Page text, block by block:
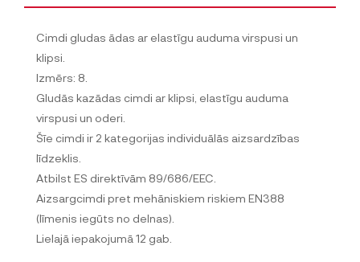
Cimdi gludas ādas ar elastīgu auduma virspusi un
klipsi.
Izmērs: 8.
Gludās kazādas cimdi ar klipsi, elastīgu auduma
virspusi un oderi.
Šīe cimdi ir 2 kategorijas individuālās aizsardzības
līdzeklis.
Atbilst ES direktīvām 89/686/EEC.
Aizsargcimdi pret mehāniskiem riskiem EN388
(līmenis iegūts no delnas).
Lielajā iepakojumā 12 gab.